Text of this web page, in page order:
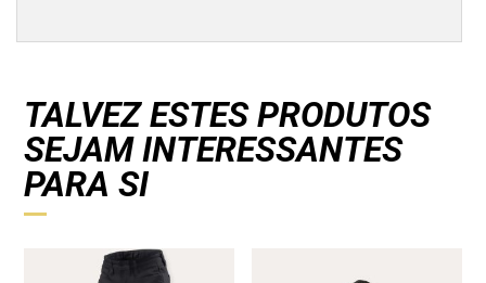
TALVEZ ESTES PRODUTOS
SEJAM INTERESSANTES
PARA SI